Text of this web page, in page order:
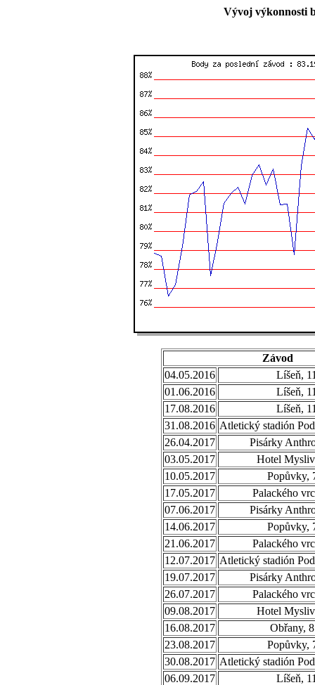
Vývoj výkonnosti
Závod
04.05.2016
Líšeň,
01.06.2016
Líšeň,
17.08.2016
Líšeň,
31.08.2016 Atletický stadión
26.04.2017
Pisárky
03.05.2017
Hotel
10.05.2017
Popůvky,
17.05.2017
Palackého
07.06.2017
Pisárky
14.06.2017
Popůvky,
21.06.2017
Palackého
12.07.2017 Atletický stadión
19.07.2017
Pisárky
26.07.2017
Palackého
09.08.2017
Hotel
16.08.2017
Obřany,
23.08.2017
Popůvky,
30.08.2017 Atletický stadión
06.09.2017
Líšeň,